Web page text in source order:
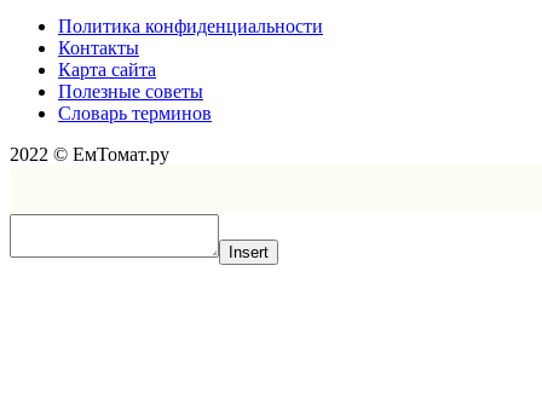
Политика конфиденциальности
Контакты
Карта сайта
Полезные советы
Словарь терминов
2022 © ЕмТомат.ру
Insert